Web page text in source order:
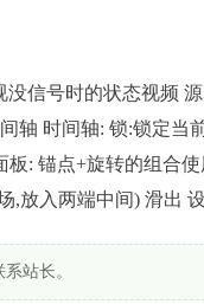
信号时的状态视频
轴 时间轴: 锁:锁定当
: 锚点+旋转的组合
,放入两端中间) 滑出
站长。